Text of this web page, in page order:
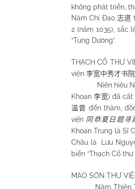
không phát triển,
Năm Chí Đạo 志道
2 (năm 1035), sắc
“Tung Dương”.
THẠCH CỔ THƯ
viện 李宽中秀才书院
Niên hiệu
Khoan李宽) đã cất
温曾 đến thăm,
viện 同恭夏日题寻
Khoan Trung là Sĩ
Châu là Lưu
biển “Thạch Cổ
MAO SƠN THƯ
Năm Thiên